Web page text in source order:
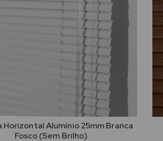
Horizontal Alumínio 25mm Branca
Fosco (Sem Brilho)